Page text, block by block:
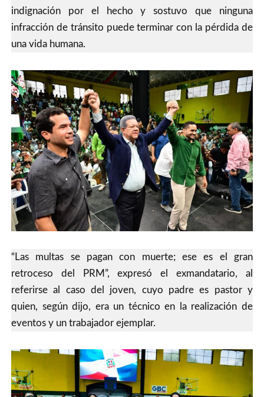
indignación por el hecho y sostuvo que ninguna
infracción de tránsito puede terminar con la pérdida de
una vida humana.
“Las multas se pagan con muerte; ese es el gran
retroceso del PRM”, expresó el exmandatario, al
referirse al caso del joven, cuyo padre es pastor y
quien, según dijo, era un técnico en la realización de
eventos y un trabajador ejemplar.